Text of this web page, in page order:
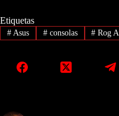
Etiquetas
#Asus #consolas # Rog